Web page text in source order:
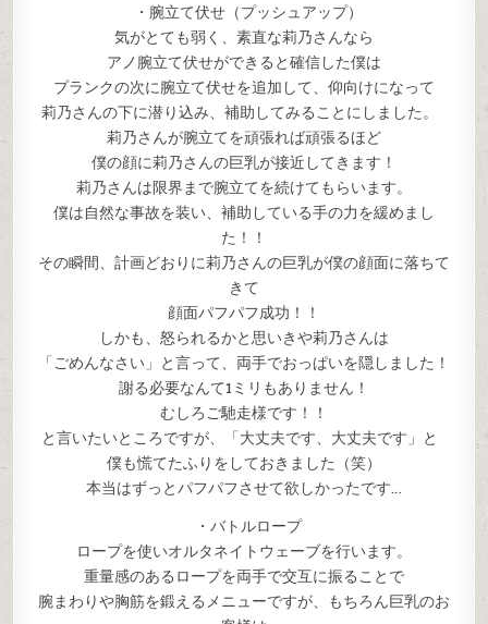
・腕立て伏せ（プッシュアップ）
気がとても弱く、素直な莉乃さんなら
アノ腕立て伏せができると確信した僕は
プランクの次に腕立て伏せを追加して、仰向けになって
莉乃さんの下に潜り込み、補助してみることにしました。
莉乃さんが腕立てを頑張れば頑張るほど
僕の顔に莉乃さんの巨乳が接近してきます！
莉乃さんは限界まで腕立てを続けてもらいます。
僕は自然な事故を装い、補助している手の力を緩めまし
た！！
その瞬間、計画どおりに莉乃さんの巨乳が僕の顔面に落ちて
きて
顔面パフパフ成功！！
しかも、怒られるかと思いきや莉乃さんは
「ごめんなさい」と言って、両手でおっぱいを隠しました！
謝る必要なんて1ミリもありません！
むしろご馳走様です！！
と言いたいところですが、「大丈夫です、大丈夫です」と
僕も慌てたふりをしておきました（笑）
本当はずっとパフパフさせて欲しかったです…
・バトルロープ
ロープを使いオルタネイトウェーブを行います。
重量感のあるロープを両手で交互に振ることで
腕まわりや胸筋を鍛えるメニューですが、もちろん巨乳のお